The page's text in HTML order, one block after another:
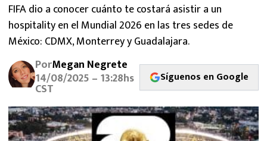
SELECCIÓN MEXICANA
FUTBOL INTERNACIONAL
MEXICANOS EN EL EXTRANJERO
FUTBOL ESTUFA
FÓRMULA 1
FIFA dio a conocer cuánto te costará asistir a un
hospitality en el Mundial 2026 en las tres sedes de
México: CDMX, Monterrey y Guadalajara.
PorMegan Negrete
14/08/2025 – 13:28hs
CST
Síguenos en Google